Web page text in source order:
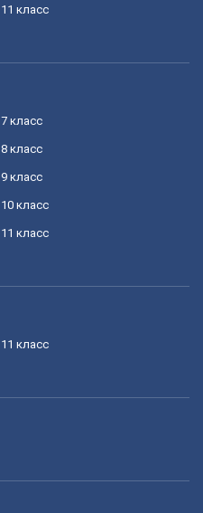
11 класс
7 класс
8 класс
9 класс
10 класс
11 класс
11 класс